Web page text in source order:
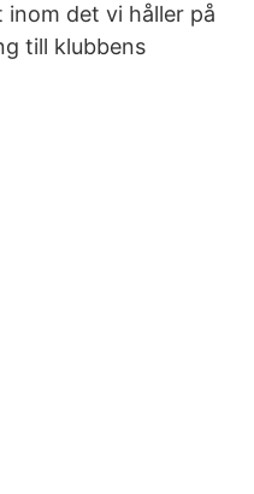
det vi håller på
till klubbens